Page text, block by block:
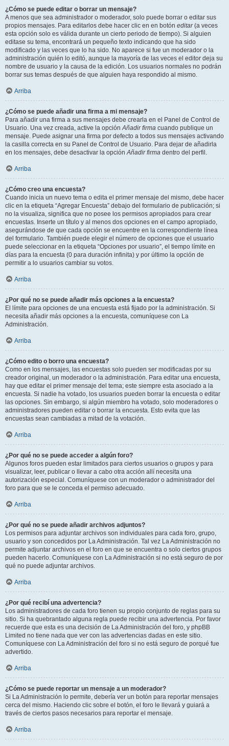
¿Cómo se puede editar o borrar un mensaje?
A menos que sea administrador o moderador, solo puede borrar o editar sus
propios mensajes. Para editarlos debe hacer clic en en botón editar(a veces
esta opción solo es válida durante un cierto periodo de tiempo). Si alguien
editase su tema, encontrará un pequeño texto indicando que ha sido
modificado y las veces que lo ha sido. No aparece si fue un moderador o la
administración quién lo editó, aunque la mayoría de las veces el editor deja su
nombre de usuario y la causa de la edición. Los usuarios normales no podrán
borrar sus temas después de que alguien haya respondido al mismo.
Arriba
¿Cómo se puede añadir una firma a mi mensaje?
Para añadir una firma a sus mensajes debe crearla en el Panel de Control de
Usuario. Una vez creada, active la opciónAñadir firma cuando publique un
mensaje. Puede asignar una firma por defecto a todos sus mensajes activando
la casilla correcta en su Panel de Control de Usuario. Para dejar de añadirla
en los mensajes, debe desactivar la opciónAñadir firma dentro del perfil.
Arriba
¿Cómo creo una encuesta?
Cuando inicia un nuevo tema o edita el primer mensaje del mismo, debe hacer
clic en la etiqueta “Agregar Encuesta” debajo del formulario de publicación; si
no la visualiza, significa que no posee los permisos apropiados para crear
encuestas. Inserte un título y al menos dos opciones en el campo apropiado,
asegurándose de que cada opción se encuentre en la correspondiente línea
del formulario. También puede elegir el número de opciones que el usuario
puede seleccionar en la etiqueta “Opciones por usuario”, el tiempo límite en
días para la encuesta (0 para duración infinita) y por último la opción de
permitir a lo usuarios cambiar su votos.
Arriba
¿Por qué no se puede añadir más opciones a la encuesta?
El límite para opciones de una encuesta está fijado por la administración. Si
necesita añadir más opciones a la encuesta, comuníquese con La
Administración.
Arriba
¿Cómo edito o borro una encuesta?
Como en los mensajes, las encuestas solo pueden ser modificadas por su
creador original, un moderador o la administración. Para editar una encuesta,
hay que editar el primer mensaje del tema; este siempre esta asociado a la
encuesta. Si nadie ha votado, los usuarios pueden borrar la encuesta o editar
las opciones. Sin embargo, si algún miembro ha votado, solo moderadores o
administradores pueden editar o borrar la encuesta. Esto evita que las
encuestas sean cambiadas a mitad de la votación.
Arriba
¿Por qué no se puede acceder a algún foro?
Algunos foros pueden estar limitados para ciertos usuarios o grupos y para
visualizar, leer, publicar o llevar a cabo otra acción allí necesita una
autorización especial. Comuníquese con un moderador o administrador del
foro para que se le conceda el permiso adecuado.
Arriba
¿Por qué no se puede añadir archivos adjuntos?
Los permisos para adjuntar archivos son individuales para cada foro, grupo,
usuario y son concedidos por La Administración. Tal vez La Administración no
permite adjuntar archivos en el foro en que se encuentra o solo ciertos grupos
pueden hacerlo. Comuníquese con La Administración si no está seguro de por
qué no puede adjuntar archivos.
Arriba
¿Por qué recibí una advertencia?
Los administradores de cada foro tienen su propio conjunto de reglas para su
sitio. Si ha quebrantado alguna regla puede recibir una advertencia. Por favor
recuerde que esta es una decisión de La Administración del foro, y phpBB
Limited no tiene nada que ver con las advertencias dadas en este sitio.
Comuníquese con La Administración del foro si no está seguro de porqué fue
advertido.
Arriba
¿Cómo se puede reportar un mensaje a un moderador?
Si La Administración lo permite, debería ver un botón para reportar mensajes
cerca del mismo. Haciendo clic sobre el botón, el foro le llevará y guiará a
través de ciertos pasos necesarios para reportar el mensaje.
Arriba